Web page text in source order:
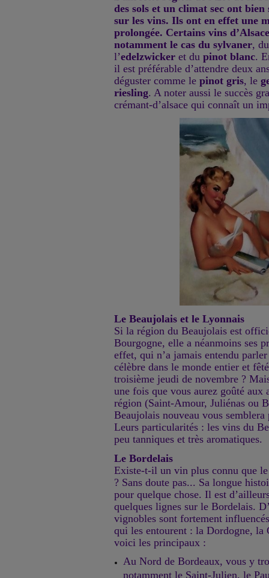
des sols et un climat sec ont bien
sur les vins. Ils ont en effet une
prolongée. Certains vins
notamment le cas du sylvaner,
l’edelzwicker et du pinot blanc.
il est préférable d’attendre deux
déguster comme le pinot gris, le
riesling. A noter aussi le succès
crémant-d’alsace qui connaît un
Le Beaujolais et le Lyonnais
Si la région du Beaujolais est
Bourgogne, elle a néanmoins ses
effet, qui n’a jamais entendu
célèbre dans le monde entier et
troisième jeudi de novembre ?
une fois que vous aurez goûté aux
région (Saint-Amour, Juliénas ou
Beaujolais nouveau vous
Leurs particularités : les vins du
peu tanniques et très aromatiques.
Le Bordelais
Existe-t-il un vin plus connu que
? Sans doute pas... Sa longue
pour quelque chose. Il est
quelques lignes sur le Bordelais.
vignobles sont fortement
qui les entourent : la Dordogne, la
voici les principaux :
Au Nord de Bordeaux, vous y
notamment le Saint-Julien, le